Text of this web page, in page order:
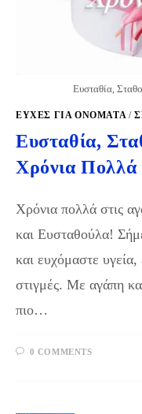
Ευσταθία,
ΕΥΧΈΣ ΓΙΑ ΟΝΌΜΑΤΑ/
Ευσταθία,
Χρόνια Πολλά
Χρόνια πολλά στις
και Ευσταθούλα!
και ευχόμαστε
στιγμές. Με αγάπη
πιο…
0 COMMENTS